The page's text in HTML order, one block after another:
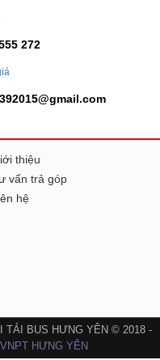
272
thiệu
vấn trả góp
hệ
TẢI BUS HƯNG YÊN © 2018 -
VNPT HƯNG YÊN